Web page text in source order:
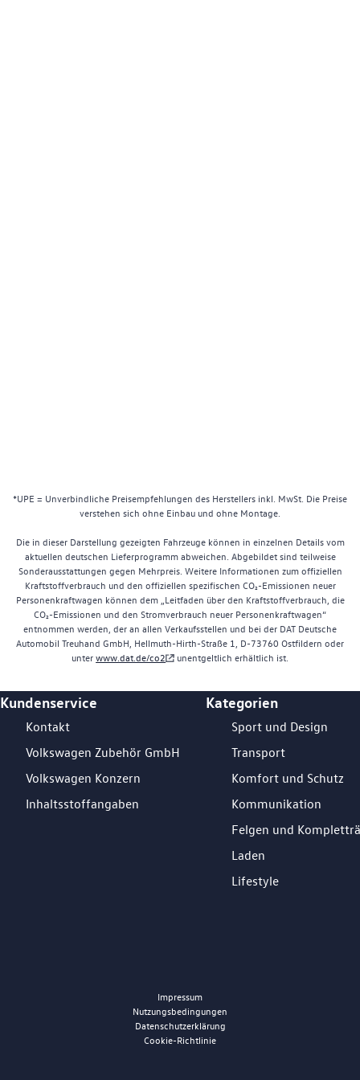
*UPE = Unverbindliche Preisempfehlungen des Herstellers inkl. MwSt. Die Preise
verstehen sich ohne Einbau und ohne Montage.
Die in dieser Darstellung gezeigten Fahrzeuge können in einzelnen Details vom
aktuellen deutschen Lieferprogramm abweichen. Abgebildet sind teilweise
Sonderausstattungen gegen Mehrpreis. Weitere Informationen zum offiziellen
Kraftstoffverbrauch und den offiziellen spezifischen CO₂-Emissionen neuer
Personenkraftwagen können dem „Leitfaden über den Kraftstoffverbrauch, die
CO₂-Emissionen und den Stromverbrauch neuer Personenkraftwagen“
entnommen werden, der an allen Verkaufsstellen und bei der DAT Deutsche
Automobil Treuhand GmbH, Hellmuth-Hirth-Straße 1, D-73760 Ostfildern oder
unterwww.dat.de/co2 unentgeltlich erhältlich ist.
Footer Teaser
Kundenservice
Kontakt
Volkswagen Zubehör GmbH
Volkswagen Konzern
Inhaltsstoffangaben
Kategorien
Sport und Design
Transport
Komfort und Schutz
Kommunikation
Felgen und
Laden
Lifestyle
Impressum
Nutzungsbedingungen
Datenschutzerklärung
Cookie-Richtlinie